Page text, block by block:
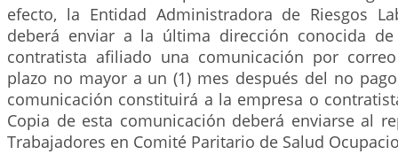
efecto, la Entidad Administradora de Riesgos
deberá enviar a la última dirección conocida
contratista afiliado una comunicación por
plazo no mayor a un (1) mes después del no
comunicación constituirá a la empresa o
Copia de esta comunicación deberá enviarse al
Trabajadores en Comité Paritario de Salud